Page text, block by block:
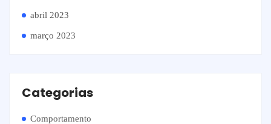
abril 2023
março 2023
Categorias
Comportamento